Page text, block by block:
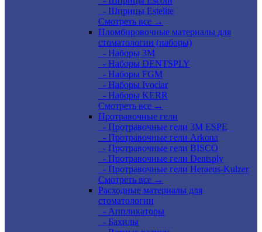
- Шприцы Estelite
Смотреть все →
Пломбировочные материалы для
стоматологии (наборы)
- Наборы 3М
- Наборы DENTSPLY
- Наборы FGM
- Наборы Ivoclar
- Наборы KERR
Смотреть все →
Протравочные гели
- Протравочные гели 3М ESPE
- Протравочные гели Arkona
- Протравочные гели BISCO
- Протравочные гели Dentsply
- Протравочные гели Heraeus-Kulzer
Смотреть все →
Расходные материалы для
стоматологии
- Аппликаторы
- Бахилы